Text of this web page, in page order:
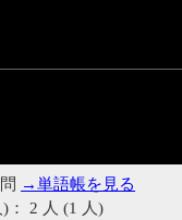
→単語帳を見る
： 2 人 (1 人)